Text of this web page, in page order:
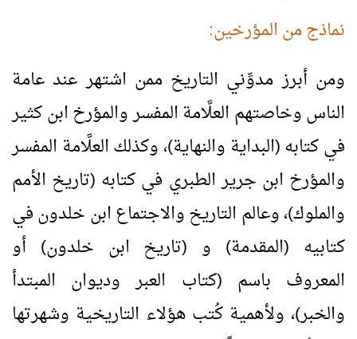
نماذج من المؤرخين:
ومن أبرز مدوِّني التاريخ ممن اشتهر عند عامة
الناس وخاصتهم العلَّامة المفسر والمؤرخ ابن كثير
في كتابه (البداية والنهاية)، وكذلك العلَّامة المفسر
والمؤرخ ابن جرير الطبري في كتابه (تاريخ الأمم
والملوك)، وعالم التاريخ والاجتماع ابن خلدون في
كتابيه (المقدمة) و (تاريخ ابن خلدون) أو
المعروف باسم (كتاب العبر وديوان المبتدأ
والخبر)، ولأهمية كُتب هؤلاء التاريخية وشهرتها